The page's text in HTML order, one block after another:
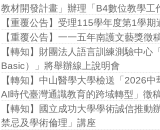
教材開發計畫」辦理「B4數位教學工
【重覆公告】受理115學年度第1學
【重覆公告】一一五年南護文藝獎徵
【轉知】財團法人語言訓練測驗中
Basic）」將舉辦線上說明會
【轉知】中山醫學大學檢送「2026
AI時代臺灣通識教育的跨域轉型」徵
【轉知】國立成功大學學術誠信推
禁忌及學術倫理」講座